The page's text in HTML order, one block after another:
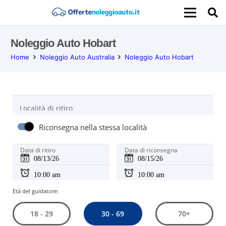
Noleggio Auto Hobart
Home Noleggio Auto Australia Noleggio Auto Hobart
Località di ritiro
Riconsegna nella stessa località
Data di ritiro Data di riconsegna
Età del guidatore:
18 - 29 30 - 69 70+